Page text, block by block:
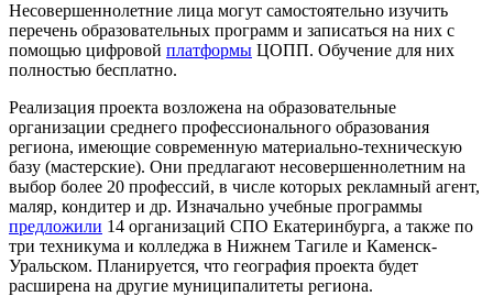
Несовершеннолетние лица могут самостоятельно изучить
перечень образовательных программ и записаться на них с
помощью цифровой платформы ЦОПП. Обучение для них
полностью бесплатно.
Реализация проекта возложена на образовательные
организации среднего профессионального образования
региона, имеющие современную материально-техническую
базу (мастерские). Они предлагают несовершеннолетним на
выбор более 20 профессий, в числе которых рекламный агент,
маляр, кондитер и др. Изначально учебные программы
предложили 14 организаций СПО Екатеринбурга, а также по
три техникума и колледжа в Нижнем Тагиле и Каменск-
Уральском. Планируется, что география проекта будет
расширена на другие муниципалитеты региона.